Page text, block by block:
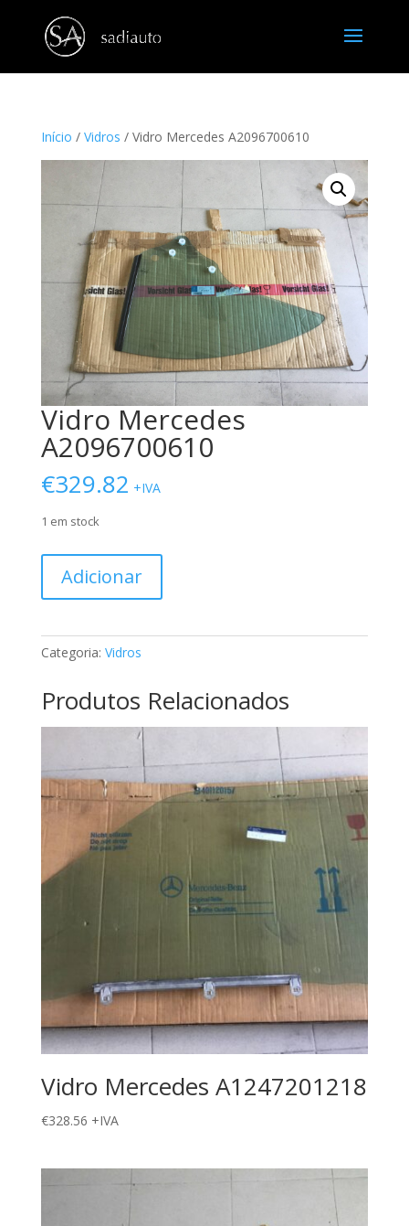
Início / Vidros / Vidro Mercedes A2096700610
Vidro Mercedes
A2096700610
€329.82 +IVA
1 em stock
Vidro
A2096700610
Adicionar
Categoria: Vidros
Produtos Relacionados
Vidro Mercedes A1247201218
€328.56 +IVA